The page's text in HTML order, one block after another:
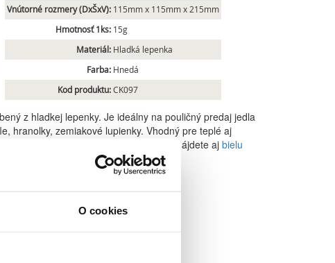
O cookies
Vnútorné rozmery (DxŠxV): 115mm x 115mm x 215mm
Hmotnosť 1ks: 15g
Materiál: Hladká lepenka
Farba: Hnedá
Kod produktu: CK097
z hladkej lepenky. Je ideálny na pouličný predaj jedla
hranolky, zemiakové lupienky. Vhodný pre teplé aj
a kompostovateľná a v ponuke nájdete ajbielu